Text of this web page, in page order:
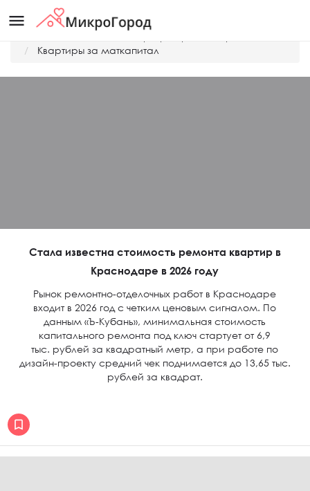
menu
Квартиры за маткапитал
Стала известна стоимость ремонта квартир в
Краснодаре в 2026 году
Рынок ремонтно-отделочных работ в Краснодаре
входит в 2026 год с четким ценовым сигналом. По
данным «Ъ-Кубань», минимальная стоимость
капитального ремонта под ключ стартует от 6,9
тыс. рублей за квадратный метр, а при работе по
дизайн-проекту средний чек поднимается до 13,65 тыс.
рублей за квадрат.